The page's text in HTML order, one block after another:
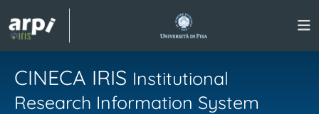
CINECA IRIS Institutional
Research Information System